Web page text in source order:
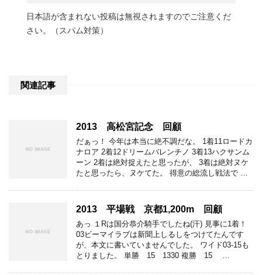
日本語が含まれない投稿は無視されますのでご注意くだ
さい。（スパム対策）
関連記事
2013 高松宮記念 回顧
だぁっ！ 今年は本当に絶不調だな。 1着11ロードカ
ナロア 2着12ドリームバレンチノ 3着13ハクサンム
ーン 2着は絶対捉えたと思ったが、 3着は絶対ヌケ
たと思ったら、ヌケてた。 得意の総流し戦法で …
2013 平場戦 京都1,200m 回顧
あっ １Rは国分恭介騎手でしたね(汗) 見事に1着！
03ビーマイラブは新聞上しるしをつけてたんです
が、本文に書いていませんでした。 ワイド03-15も
とりました。 単勝 15 1330 複勝 15 …